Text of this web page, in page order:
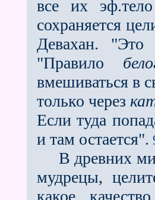
все их
сохраняется
Девахан. "Это
"Правило
вмешиваться в
только через
Если туда
и там остается".
В древних
мудрецы,
какое